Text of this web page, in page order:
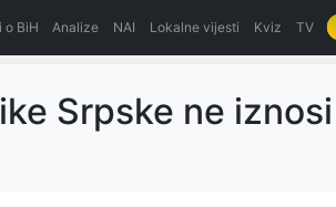
o BiH Analize NAI Lokalne vijesti Kviz TV
Srpske ne iznosi